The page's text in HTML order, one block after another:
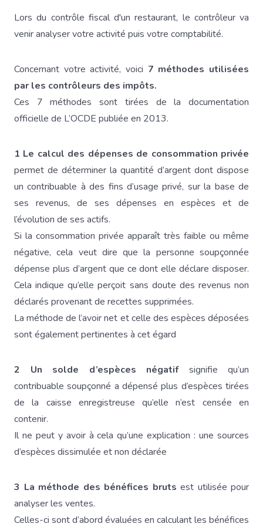
Lors du contrôle fiscal d'un restaurant, le contrôleur va
venir analyser votre activité puis votre comptabilité.
Concernant votre activité, voici 7 méthodes utilisées
par les contrôleurs des impôts.
Ces 7 méthodes sont tirées de la documentation
officielle de L’OCDE publiée en 2013.
1 Le calcul des dépenses de consommation privée
permet de déterminer la quantité d’argent dont dispose
un contribuable à des fins d’usage privé, sur la base de
ses revenus, de ses dépenses en espèces et de
l’évolution de ses actifs.
Si la consommation privée apparaît très faible ou même
négative, cela veut dire que la personne soupçonnée
dépense plus d’argent que ce dont elle déclare disposer.
Cela indique qu’elle perçoit sans doute des revenus non
déclarés provenant de recettes supprimées.
La méthode de l’avoir net et celle des espèces déposées
sont également pertinentes à cet égard
2 Un solde d’espèces négatif signifie qu’un
contribuable soupçonné a dépensé plus d’espèces tirées
de la caisse enregistreuse qu’elle n’est censée en
contenir.
Il ne peut y avoir à cela qu’une explication : une sources
d’espèces dissimulée et non déclarée
3 La méthode des bénéfices bruts est utilisée pour
analyser les ventes.
Celles-ci sont d’abord évaluées en calculant les bénéfices